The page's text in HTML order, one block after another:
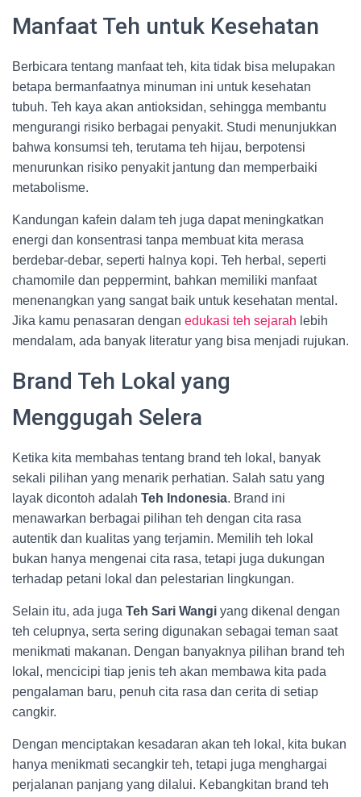
Manfaat Teh untuk Kesehatan
Berbicara tentang manfaat teh, kita tidak bisa melupakan
betapa bermanfaatnya minuman ini untuk kesehatan
tubuh. Teh kaya akan antioksidan, sehingga membantu
mengurangi risiko berbagai penyakit. Studi menunjukkan
bahwa konsumsi teh, terutama teh hijau, berpotensi
menurunkan risiko penyakit jantung dan memperbaiki
metabolisme.
Kandungan kafein dalam teh juga dapat meningkatkan
energi dan konsentrasi tanpa membuat kita merasa
berdebar-debar, seperti halnya kopi. Teh herbal, seperti
chamomile dan peppermint, bahkan memiliki manfaat
menenangkan yang sangat baik untuk kesehatan mental.
Jika kamu penasaran dengan edukasi teh sejarah lebih
mendalam, ada banyak literatur yang bisa menjadi rujukan.
Brand Teh Lokal yang
Menggugah Selera
Ketika kita membahas tentang brand teh lokal, banyak
sekali pilihan yang menarik perhatian. Salah satu yang
layak dicontoh adalah Teh Indonesia. Brand ini
menawarkan berbagai pilihan teh dengan cita rasa
autentik dan kualitas yang terjamin. Memilih teh lokal
bukan hanya mengenai cita rasa, tetapi juga dukungan
terhadap petani lokal dan pelestarian lingkungan.
Selain itu, ada juga Teh Sari Wangi yang dikenal dengan
teh celupnya, serta sering digunakan sebagai teman saat
menikmati makanan. Dengan banyaknya pilihan brand teh
lokal, mencicipi tiap jenis teh akan membawa kita pada
pengalaman baru, penuh cita rasa dan cerita di setiap
cangkir.
Dengan menciptakan kesadaran akan teh lokal, kita bukan
hanya menikmati secangkir teh, tetapi juga menghargai
perjalanan panjang yang dilalui. Kebangkitan brand teh